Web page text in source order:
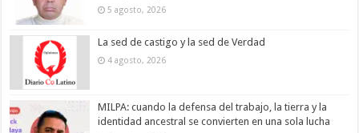
5 agosto, 2026
La sed de castigo y la sed de Verdad
4 agosto, 2026
MILPA: cuando la defensa del trabajo, la tierra y la
identidad ancestral se convierten en una sola lucha